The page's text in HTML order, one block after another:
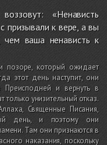
«Ненависть
призывали к вере, а вы
чем ваша ненависть к
который ожидает
этот день наступит, они
Преисподней и вернуть в
только унизительный отказ.
Священные Писания,
день, и поэтому они
Там они признаются в
наказания, поскольку